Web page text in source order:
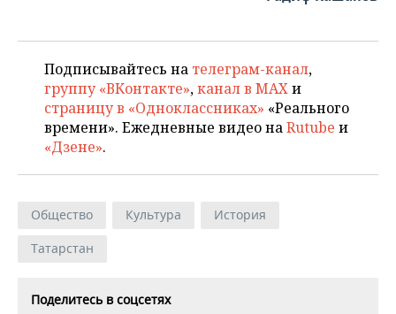
Подписывайтесь на телеграм-канал,
группу «ВКонтакте»,канал в MAXи
страницу в «Одноклассниках» «Реального
времени». Ежедневные видео наRutube и
«Дзене».
Общество Культура
История
Татарстан
Поделитесь в соцсетях